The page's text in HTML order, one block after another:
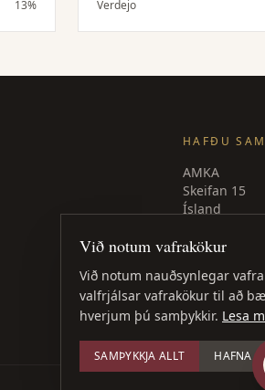
13%
límonaði og hverfur jafn
sem passar einstaklega
Verdejo
HAFÐU
AMKA
Skeifan 15
Ísland
amka@amka.is
Facebook
LinkedIn
Við notum vafrakökur
Við notum nauðsynlegar
valfrjálsar vafrakökur til að
hverjum þú samþykkir. Lesa
SAMÞYKKJA ALLT HAFNA